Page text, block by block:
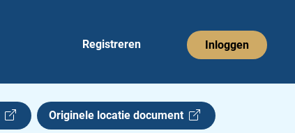
Registreren Inloggen
Originele locatie document